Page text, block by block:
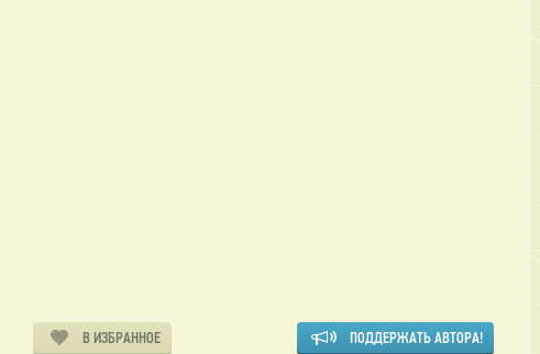
В ИЗБРАННОЕ ПОДДЕРЖАТЬ АВТОРА!